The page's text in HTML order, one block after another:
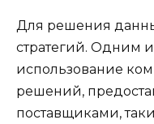
Для решения
стратегий. Одним
использование
решений,
поставщиками,